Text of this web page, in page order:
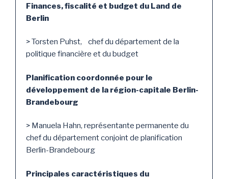
Finances, fiscalité et budget du Land de
Berlin
> Torsten Puhst, chef du département de la
politique financière et du budget
Planification coordonnée pour le
développement de la région-capitale Berlin-
Brandebourg
> Manuela Hahn, représentante permanente du
chef du département conjoint de planification
Berlin-Brandebourg
Principales caractéristiques du